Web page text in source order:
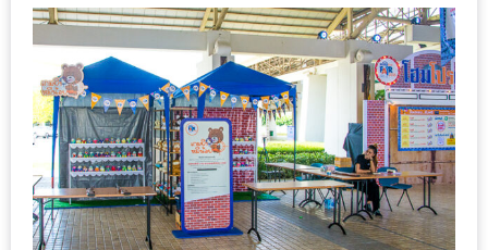
โล่
พร้อม
ชิม
และ
ช้อป
ที่
เดียว
ครบ